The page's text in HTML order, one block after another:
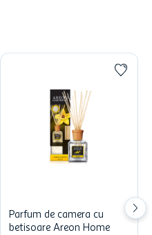
Parfum de camera cu
betisoare Areon Home